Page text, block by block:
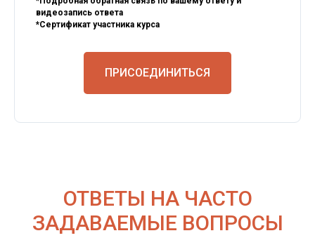
видеозапись ответа
*Сертификат участника курса
ПРИСОЕДИНИТЬСЯ
ОТВЕТЫ НА ЧАСТО
ЗАДАВАЕМЫЕ ВОПРОСЫ